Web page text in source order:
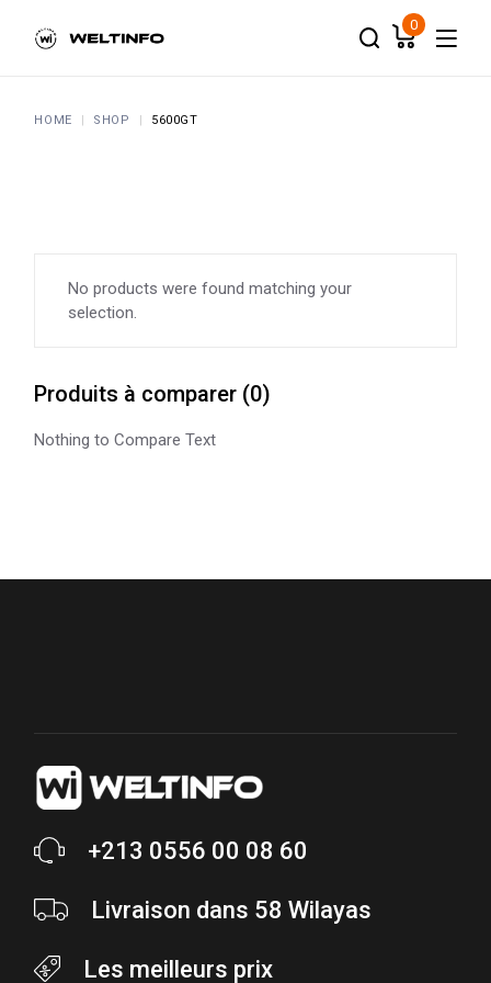
content
0
HOME SHOP 5600GT
No products were found matching your
selection.
Produits à comparer (0)
Nothing to Compare Text
+213 0556 00 08 60
Livraison dans 58 Wilayas
Les meilleurs prix